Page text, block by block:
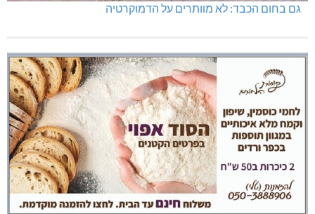
גם בחום הכבד: לא מוותרים על הדמוקרטיה